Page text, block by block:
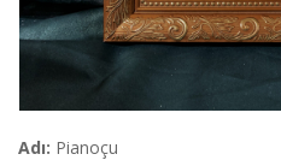
Adı: Pianoçu